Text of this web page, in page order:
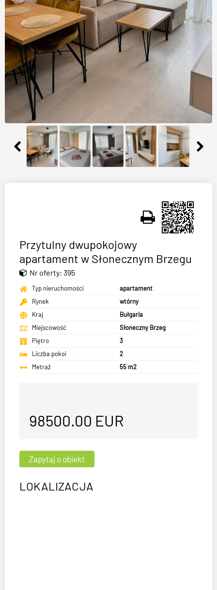
Przytulny dwupokojowy
apartament w Słonecznym Brzegu
Nr oferty: 395
Typ nieruchomości
apartament
Rynek
wtórny
Kraj
Bułgaria
Miejscowość
Słoneczny Brzeg
Piętro
3
Liczba pokoi
2
Metraż
55 m2
98500.00 EUR
LOKALIZACJA